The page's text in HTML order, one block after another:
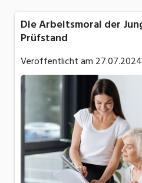
Die Arbeitsmoral der
Prüfstand
Veröffentlicht am 27.07.2024